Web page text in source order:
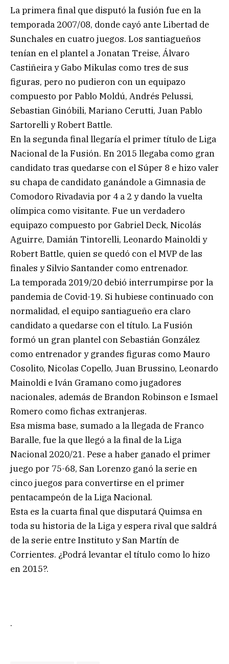
La primera final que disputó la fusión fue en la
temporada 2007/08, donde cayó ante Libertad de
Sunchales en cuatro juegos. Los santiagueños
tenían en el plantel a Jonatan Treise, Álvaro
Castiñeira y Gabo Mikulas como tres de sus
figuras, pero no pudieron con un equipazo
compuesto por Pablo Moldú, Andrés Pelussi,
Sebastian Ginóbili, Mariano Cerutti, Juan Pablo
Sartorelli y Robert Battle.
En la segunda final llegaría el primer título de Liga
Nacional de la Fusión. En 2015 llegaba como gran
candidato tras quedarse con el Súper 8 e hizo valer
su chapa de candidato ganándole a Gimnasia de
Comodoro Rivadavia por 4 a 2 y dando la vuelta
olímpica como visitante. Fue un verdadero
equipazo compuesto por Gabriel Deck, Nicolás
Aguirre, Damián Tintorelli, Leonardo Mainoldi y
Robert Battle, quien se quedó con el MVP de las
finales y Silvio Santander como entrenador.
La temporada 2019/20 debió interrumpirse por la
pandemia de Covid-19. Si hubiese continuado con
normalidad, el equipo santiagueño era claro
candidato a quedarse con el título. La Fusión
formó un gran plantel con Sebastián González
como entrenador y grandes figuras como Mauro
Cosolito, Nicolas Copello, Juan Brussino, Leonardo
Mainoldi e Iván Gramano como jugadores
nacionales, además de Brandon Robinson e Ismael
Romero como fichas extranjeras.
Esa misma base, sumado a la llegada de Franco
Baralle, fue la que llegó a la final de la Liga
Nacional 2020/21. Pese a haber ganado el primer
juego por 75-68, San Lorenzo ganó la serie en
cinco juegos para convertirse en el primer
pentacampeón de la Liga Nacional.
Esta es la cuarta final que disputará Quimsa en
toda su historia de la Liga y espera rival que saldrá
de la serie entre Instituto y San Martín de
Corrientes. ¿Podrá levantar el título como lo hizo
en 2015?.
.